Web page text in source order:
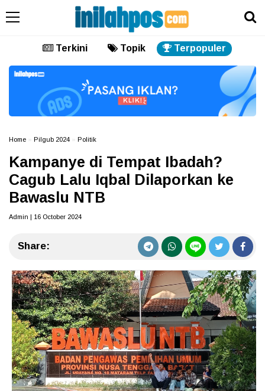
Terkini Topik Terpopuler
Home Pilgub 2024 Politik
Kampanye di Tempat Ibadah?
Cagub Lalu Iqbal Dilaporkan ke
Bawaslu NTB
Admin | 16 October 2024
Share: